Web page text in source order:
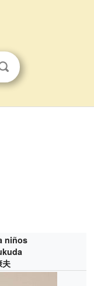
niños
夫